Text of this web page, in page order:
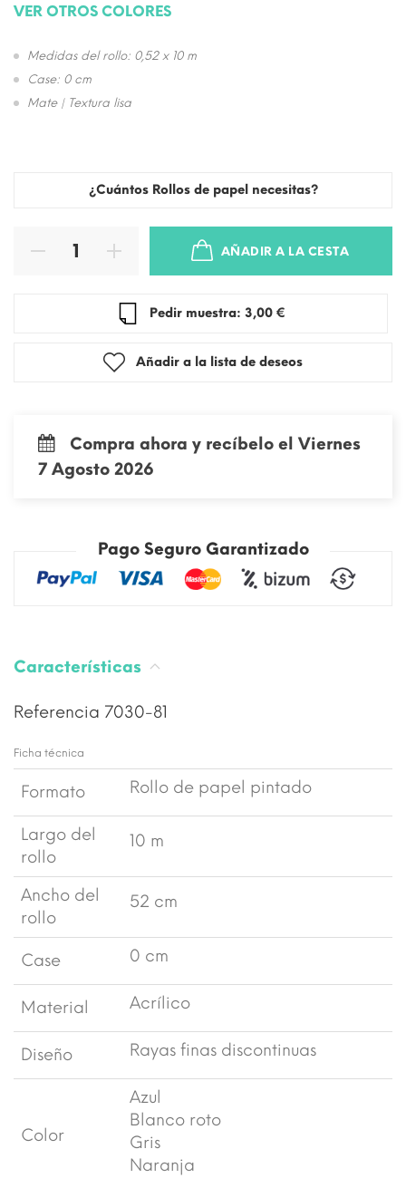
VER OTROS COLORES
Medidas del rollo: 0,52 x 10 m
Case: 0 cm
Mate | Textura lisa
¿Cuántos Rollos de papel necesitas?
AÑADIR A LA CESTA
Pedir muestra: 3,00 €
Añadir a la lista de deseos
Compra ahora y recíbelo el Viernes
7 Agosto 2026
Pago Seguro Garantizado
Características
Referencia 7030-81
Ficha técnica
Formato Rollo de papel pintado
Largo del
rollo
10 m
Ancho del
rollo
52 cm
Case 0 cm
Material Acrílico
Diseño Rayas finas discontinuas
Color
Azul
Blanco roto
Gris
Naranja